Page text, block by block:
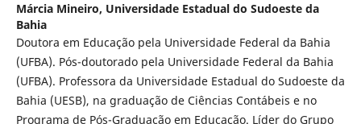
Márcia Mineiro, Universidade Estadual do Sudoeste da
Bahia
Doutora em Educação pela Universidade Federal da Bahia
(UFBA). Pós-doutorado pela Universidade Federal da Bahia
(UFBA). Professora da Universidade Estadual do Sudoeste da
Bahia (UESB), na graduação de Ciências Contábeis e no
Programa de Pós-Graduação em Educação. Líder do Grupo